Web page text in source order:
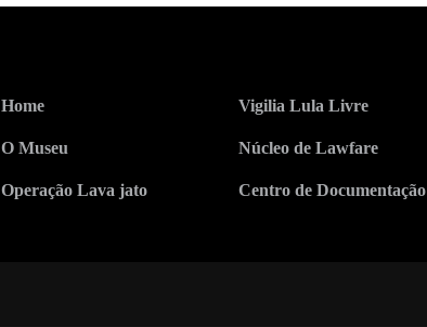
Home
O Museu
Operação Lava jato
Vigilia Lula Livre
Núcleo de Lawfare
Centro de Documentação